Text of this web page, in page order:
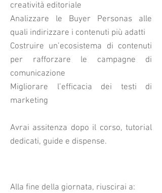
creatività editoriale
Analizzare le Buyer Personas alle
quali indirizzare i contenuti più adatti
Costruire un’ecosistema di contenuti
per rafforzare le campagne di
comunicazione
Migliorare l’efficacia dei testi di
marketing
Avrai assitenza dopo il corso, tutorial
dedicati, guide e dispense.
Alla fine della giornata, riuscirai a: